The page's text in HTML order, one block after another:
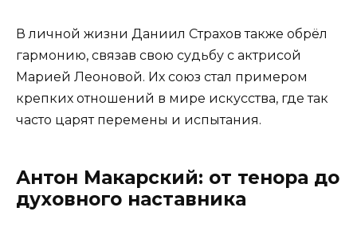
В личной жизни Даниил Страхов также обрёл
гармонию, связав свою судьбу с актрисой
Марией Леоновой. Их союз стал примером
крепких отношений в мире искусства, где так
часто царят перемены и испытания.
Антон Макарский: от тенора до
духовного наставника